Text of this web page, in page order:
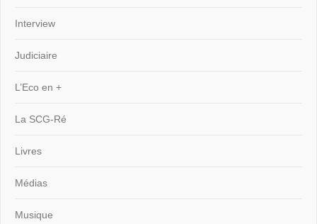
Interview
Judiciaire
L’Eco en +
La SCG-Ré
Livres
Médias
Musique